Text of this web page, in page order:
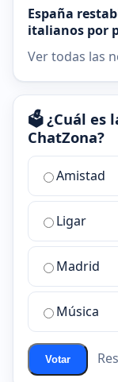
España
italianos por
Ver todas las
🗳️ ¿Cuál es
ChatZona?
¿Cuál
la
mejor
sala
chat
ChatZona?
Amistad
Ligar
Madrid
Música
Votar